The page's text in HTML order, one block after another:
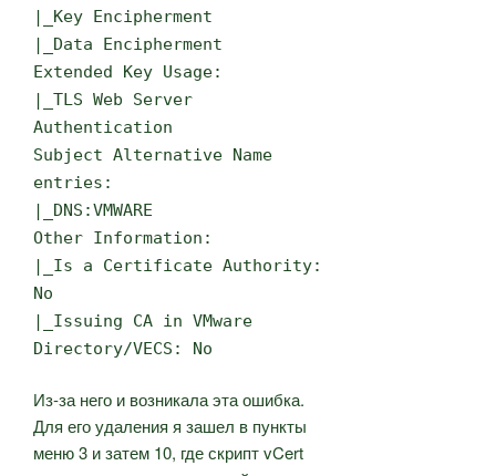
|_Key Encipherment
|_Data Encipherment
Extended Key Usage:
|_TLS Web Server
Authentication
Subject Alternative Name
entries:
|_DNS:VMWARE
Other Information:
|_Is a Certificate Authority:
No
|_Issuing CA in VMware
Directory/VECS: No
Из-за него и возникала эта ошибка.
Для его удаления я зашел в пункты
меню 3 и затем 10, где скрипт vCert